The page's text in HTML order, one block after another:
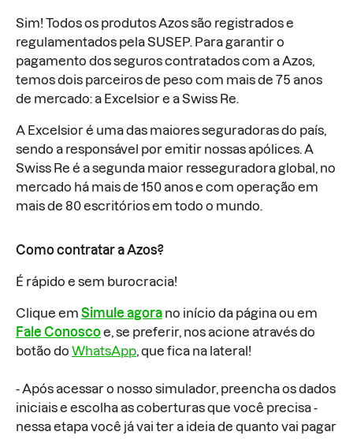
Sim! Todos os produtos Azos são registrados e
regulamentados pela SUSEP. Para garantir o
pagamento dos seguros contratados com a Azos,
temos dois parceiros de peso com mais de 75 anos
de mercado: a Excelsior e a Swiss Re.
A Excelsior é uma das maiores seguradoras do país,
sendo a responsável por emitir nossas apólices. A
Swiss Re é a segunda maior resseguradora global, no
mercado há mais de 150 anos e com operação em
mais de 80 escritórios em todo o mundo.
Como contratar a Azos?
É rápido e sem burocracia!
Clique em Simule agora no início da página ou em
Fale Conoscoe, se preferir, nos acione através do
botão do WhatsApp, que fica na lateral!
- Após acessar o nosso simulador, preencha os dados
iniciais e escolha as coberturas que você precisa -
nessa etapa você já vai ter a ideia de quanto vai pagar